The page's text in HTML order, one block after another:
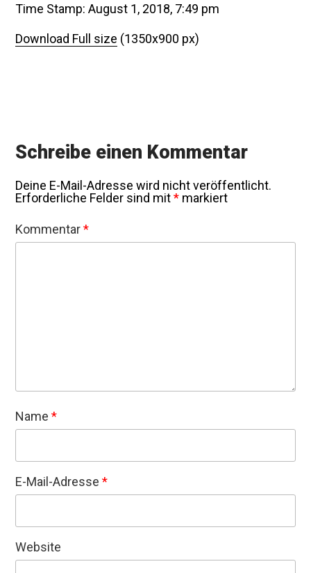
Time Stamp: August 1, 2018, 7:49 pm
Download Full size (1350x900 px)
Schreibe einen Kommentar
Deine E-Mail-Adresse wird nicht veröffentlicht.
Erforderliche Felder sind mit* markiert
Kommentar*
Name*
E-Mail-Adresse*
Website